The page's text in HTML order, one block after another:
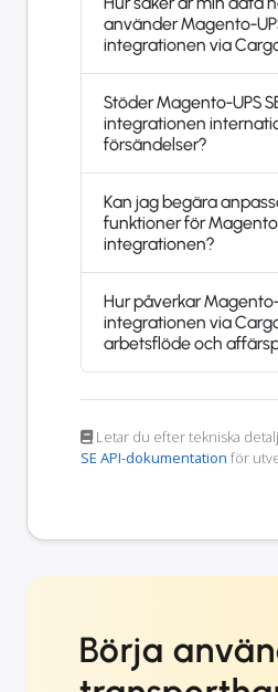
använder Magento-
integrationen via
Stöder Magento-UPS
integrationen
försändelser?
Kan jag begära
funktioner för
integrationen?
Hur påverkar Magento-
integrationen via
arbetsflöde och
Letar du efter tekniska
SE API-dokumentation för
Börja